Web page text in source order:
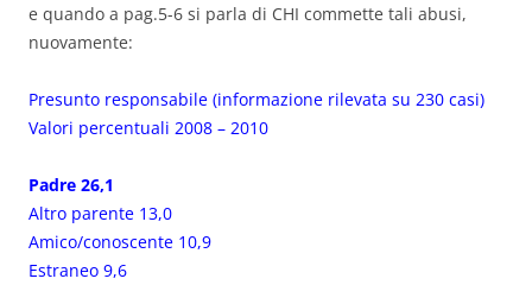
e quando a pag.5-6 si parla di CHI commette tali abusi,
nuovamente:
Presunto responsabile (informazione rilevata su 230 casi)
Valori percentuali 2008 – 2010
Padre 26,1
Altro parente 13,0
Amico/conoscente 10,9
Estraneo 9,6